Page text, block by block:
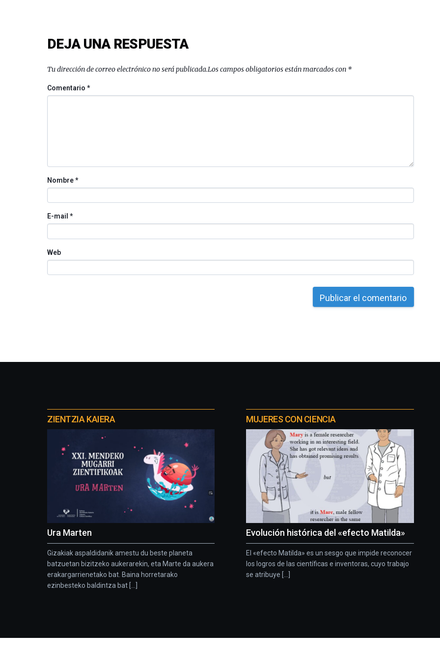
DEJA UNA RESPUESTA
Tu dirección de correo electrónico no será publicada.Los campos obligatorios están marcados con *
Comentario*
Nombre*
E-mail *
Web
proyectos
ZIENTZIA KAIERA
Ura Marten
Gizakiak aspaldidanik amestu du beste planeta
batzuetan bizitzeko aukerarekin, eta Marte da aukera
erakargarrienetako bat. Baina horretarako
ezinbesteko baldintza bat [...]
MUJERES CON CIENCIA
Evolución histórica del «efecto Matilda»
El «efecto Matilda» es un sesgo que impide reconocer
los logros de las científicas e inventoras, cuyo trabajo
se atribuye [...]